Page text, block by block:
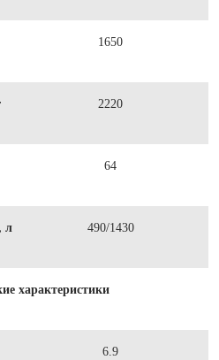
1650
2220
64
л 490/1430
характеристики
6.9